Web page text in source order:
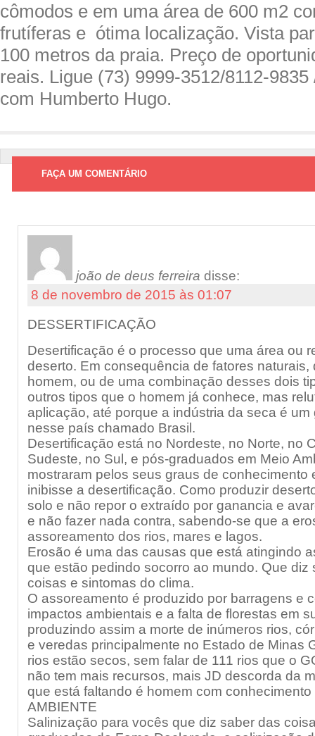
cômodos e em uma área de 600 m2
frutíferas e ótima localização. Vista
100 metros da praia. Preço de
reais. Ligue (73) 9999-3512/8112-
com Humberto Hugo.
FAÇA UM COMENTÁRIO
joão de deus ferreira disse:
8 de novembro de 2015 às 01:07
DESSERTIFICAÇÃO
Desertificação é o processo que uma área ou
deserto. Em consequência de fatores naturais,
homem, ou de uma combinação desses dois
outros tipos que o homem já conhece, mas
aplicação, até porque a indústria da seca é
nesse país chamado Brasil.
Desertificação está no Nordeste, no Norte, no
Sudeste, no Sul, e pós-graduados em Meio
mostraram pelos seus graus de conhecimento
inibisse a desertificação. Como produzir
solo e não repor o extraído por ganancia e
e não fazer nada contra, sabendo-se que a
assoreamento dos rios, mares e lagos.
Erosão é uma das causas que está atingindo
que estão pedindo socorro ao mundo. Que diz
coisas e sintomas do clima.
O assoreamento é produzido por barragens e
impactos ambientais e a falta de florestas em
produzindo assim a morte de inúmeros rios,
e veredas principalmente no Estado de Minas
rios estão secos, sem falar de 111 rios que o
não tem mais recursos, mais JD descorda da
que está faltando é homem com conhecimento
AMBIENTE
Salinização para vocês que diz saber das